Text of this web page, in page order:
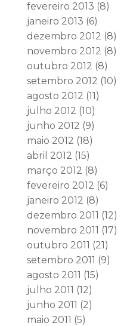
fevereiro 2013 (8)
janeiro 2013 (6)
dezembro 2012 (8)
novembro 2012 (8)
outubro 2012 (8)
setembro 2012 (10)
agosto 2012 (11)
julho 2012 (10)
junho 2012 (9)
maio 2012 (18)
abril 2012 (15)
março 2012 (8)
fevereiro 2012 (6)
janeiro 2012 (8)
dezembro 2011 (12)
novembro 2011 (17)
outubro 2011 (21)
setembro 2011 (9)
agosto 2011 (15)
julho 2011 (12)
junho 2011 (2)
maio 2011 (5)